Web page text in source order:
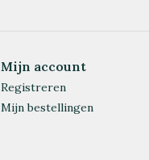
Mijn account
Registreren
Mijn bestellingen